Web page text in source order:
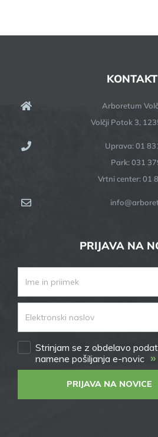
KONTAKT
Arboretum
Volčji Potok 3,
Uprava: 01
Park: 031
Vrtni center: 01
PRIJAVA NA
Strinjam se z obdelavo
namene pošiljanja e-novic »
PRIJAVA NA NOVICE